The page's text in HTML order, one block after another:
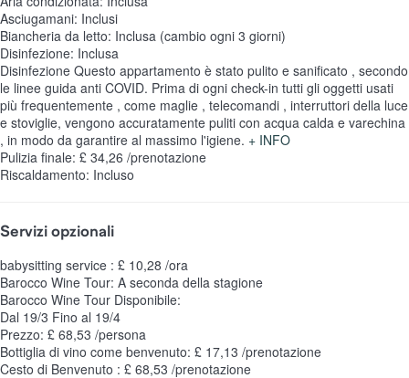
Asciugamani: Inclusi
Biancheria da letto: Inclusa (cambio ogni 3 giorni)
Disinfezione: Inclusa
Disinfezione Questo appartamento è stato pulito e sanificato , secondo
le linee guida anti COVID. Prima di ogni check-in tutti gli oggetti usati
più frequentemente , come maglie , telecomandi , interruttori della luce
e stoviglie, vengono accuratamente puliti con acqua calda e varechina
, in modo da garantire al massimo l'igiene. + INFO
Pulizia finale: £ 34,26 /prenotazione
Riscaldamento: Incluso
Servizi opzionali
babysitting service : £ 10,28 /ora
Barocco Wine Tour: A seconda della stagione
Barocco Wine Tour Disponibile:
Dal 19/3 Fino al 19/4
Prezzo: £ 68,53 /persona
Bottiglia di vino come benvenuto: £ 17,13 /prenotazione
Cesto di Benvenuto : £ 68,53 /prenotazione